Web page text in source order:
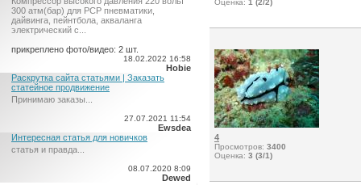
300 атм(бар) для PCP пневматики,
дайвинга, пейнтбола, акваланга
электрический c...
прикреплено фото/видео: 2 шт.
18.02.2022 16:58
Hobie
Раскрутка сайта статьями | Заказать
статейное продвижение
Принимаю заказы...
27.07.2021 11:54
Ewsdea
Интересная статья для новичков
статья и правда...
08.07.2020 8:09
Dewed
Оценка: 1 (2/2)
4
Просмотров: 3400
Оценка: 3 (3/1)